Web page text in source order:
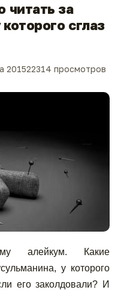
читать за
сглаз
201522314 просмотров
алейкум. Какие
у которого
его заколдовали? И